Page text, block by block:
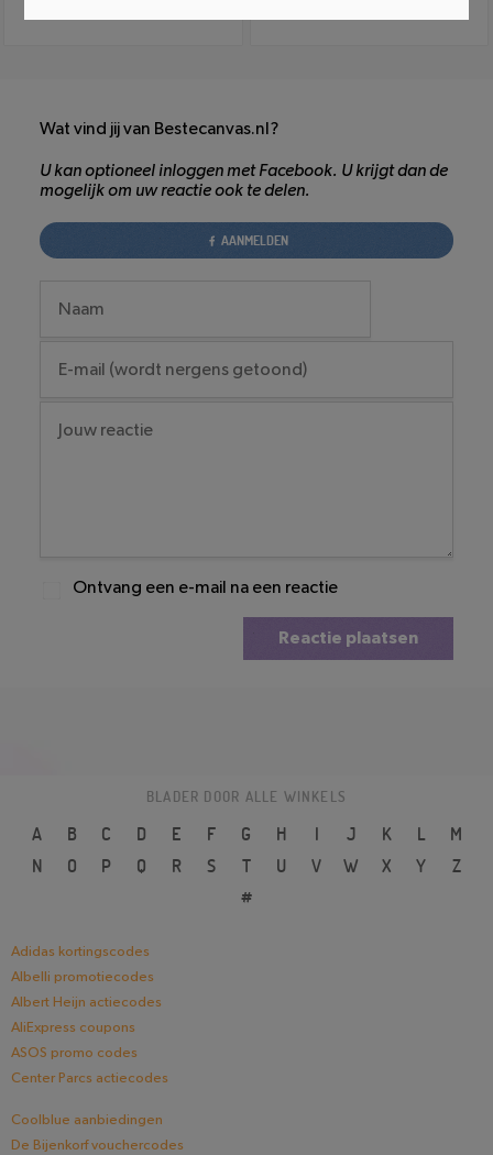
Wat vind jij van Bestecanvas.nl?
U kan optioneel inloggen met Facebook. U krijgt dan de
mogelijk om uw reactie ook te delen.
AANMELDEN
Ontvang een e-mail na een reactie
Reactie plaatsen
BLADER DOOR ALLE WINKELS
A B C D E F G H I J K L
M
N
O P Q R S T U V W X Y
Z
#
Adidas kortingscodes
Albelli promotiecodes
Albert Heijn actiecodes
AliExpress coupons
ASOS promo codes
Center Parcs actiecodes
Coolblue aanbiedingen
De Bijenkorf vouchercodes